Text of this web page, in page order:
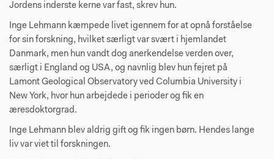
Jordens inderste kerne var fast, skrev hun.
Inge Lehmann kæmpede livet igennem for at opnå forståelse
for sin forskning, hvilket særligt var svært i hjemlandet
Danmark, men hun vandt dog anerkendelse verden over,
særligt i England og USA, og navnlig blev hun fejret på
Lamont Geological Observatory ved Columbia University i
New York, hvor hun arbejdede i perioder og fik en
æresdoktorgrad.
Inge Lehmann blev aldrig gift og fik ingen børn. Hendes lange
liv var viet til forskningen.